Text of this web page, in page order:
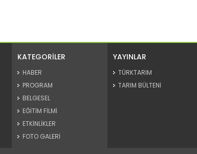
KATEGORİLER
HABER
PROGRAM
BELGESEL
EĞİTİM FİLMİ
ETKİNLİKLER
FOTO GALERİ
YAYINLAR
TÜRKTARIM
TARIM BÜLTENİ